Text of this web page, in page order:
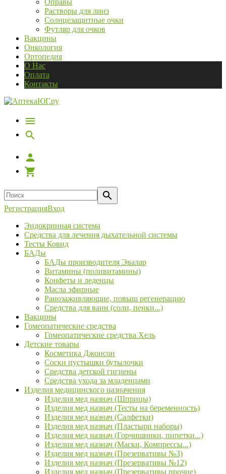
Оправы
Растворы для линз
Солнцезащитные очки
Футляр для очков
Вакцины
Онкология
Ортопедия
О Нас
Оплата
Контакты
РегистрацияВход
Эндокринная система
Средства для лечения дыхательной системы
Тесты Ковид
БАДы
БАДы производителя Эвалар
Витамины (поливитамины)
Конфеты и леденцы
Масла эфирные
Ранозаживляющие, повыш регенерацию
Средства для ванн (соли, пенки...)
Вакцины
Гомеопатические средства
Гомеопатические средства Хель
Детские товары
Косметика Джонсон
Соски пустышки бутылочки
Средства детской гигиены
Средства ухода за младенцами
Изделия медицинского назначения
Изделия мед назнач (Шприцы)
Изделия мед назнач (Тесты на беременность)
Изделия мед назнач (Салфетки)
Изделия мед назнач (Пластыри наборы)
Изделия мед назнач (Горчишники, пипетки...)
Изделия мед назнач (Маски, Компрессы...)
Изделия мед назнач (Презервативы №3)
Изделия мед назнач (Презервативы №12)
Изделия мед назнач (Презервативы прочие)